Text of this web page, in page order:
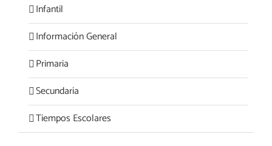
Infantil
Información General
Primaria
Secundaria
Tiempos Escolares